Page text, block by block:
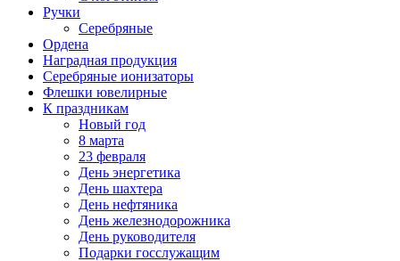
Ручки
Серебряные
Ордена
Наградная продукция
Серебряные ионизаторы
Флешки ювелирные
К праздникам
Новый год
8 марта
23 февраля
День энергетика
День шахтера
День нефтяника
День железнодорожника
День руководителя
Подарки госслужащим